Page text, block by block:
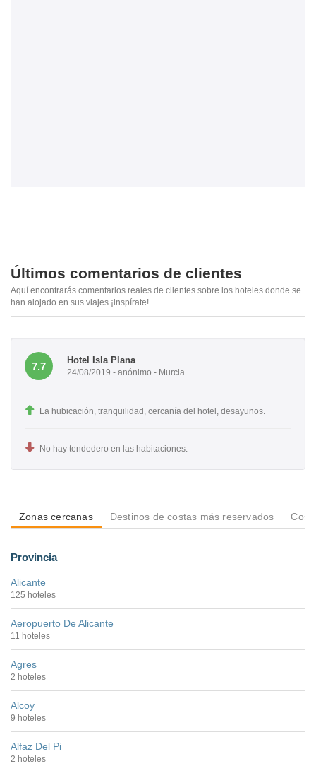
Últimos comentarios de clientes
Aquí encontrarás comentarios reales de clientes sobre los hoteles donde se
han alojado en sus viajes ¡inspírate!
7.7
Hotel Isla Plana
24/08/2019 - anónimo - Murcia
La hubicación, tranquilidad, cercanía del hotel, desayunos.
No hay tendedero en las habitaciones.
Zonas cercanas Destinos de costas más reservados
Provincia
Alicante
125 hoteles
Aeropuerto De Alicante
11 hoteles
Agres
2 hoteles
Alcoy
9 hoteles
Alfaz Del Pi
2 hoteles